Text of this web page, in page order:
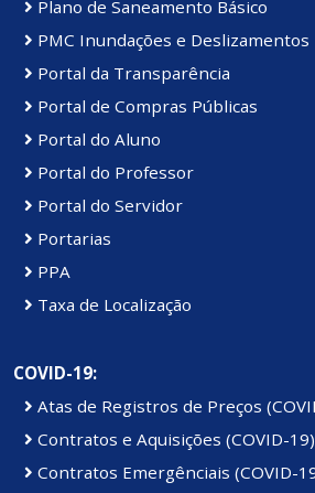
Plano de Saneamento Básico
PMC Inundações e Deslizamentos
Portal da Transparência
Portal de Compras Públicas
Portal do Aluno
Portal do Professor
Portal do Servidor
Portarias
PPA
Taxa de Localização
COVID-19:
Atas de Registros de Preços
Contratos e Aquisições (COVID-19)
Contratos Emergênciais (COVID-